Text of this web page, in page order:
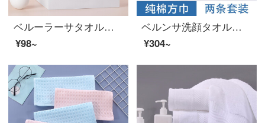
ベルーラーサタオル洗顔サンゴの柔らかい吸水性洗顔料乾燥男女厚いパーコおはようございます。
¥98~
ベルンサ洗顔タオル純綿竹繊維タオル無地のスカーフ天然抑菌柔軟吸水性タオル汗タオルタオル2枚セット断線ストライプの竹綿のスカーフ【2枚入りブルー＋ピンク】
¥304~